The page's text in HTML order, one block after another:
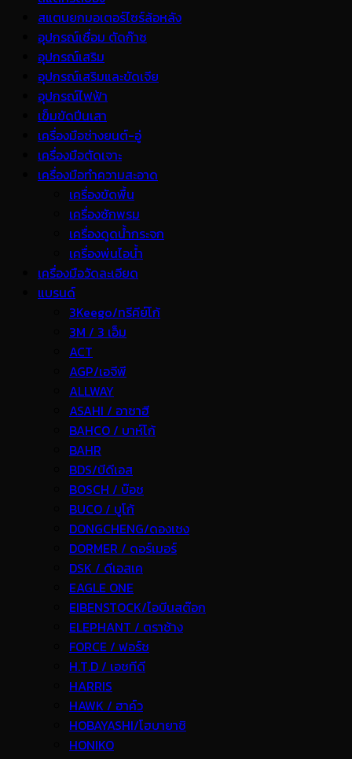
สแตนยกมอเตอร์ไซร์ล้อหลัง
อุปกรณ์เชื่อม ตัดก๊าซ
อุปกรณ์เสริม
อุปกรณ์เสริมและขัดเจีย
อุปกรณ์ไฟฟ้า
เข็มขัดปีนเสา
เครื่องมือช่างยนต์-อู่
เครื่องมือตัดเจาะ
เครื่องมือทำความสะอาด
เครื่องขัดพื้น
เครื่องซักพรม
เครื่องดูดน้ำกระจก
เครื่องพ่นไอน้ำ
เครื่องมือวัดละเอียด
แบรนด์
3Keego/ทรีคีย์โก้
3M / 3 เอ็ม
ACT
AGP/เอจีพี
ALLWAY
ASAHI / อาซาฮี
BAHCO / บาห์โก้
BAHR
BDS/บีดีเอส
BOSCH / บ๊อช
BUCO / บูโก้
DONGCHENG/ดองเชง
DORMER / ดอร์เมอร์
DSK / ดีเอสเค
EAGLE ONE
EIBENSTOCK/ไอบีนสต๊อก
ELEPHANT / ตราช้าง
FORCE / ฟอร์ช
H.T.D / เอชทีดี
HARRIS
HAWK / ฮาค์ว
HOBAYASHI/โฮบายาชิ
HONIKO